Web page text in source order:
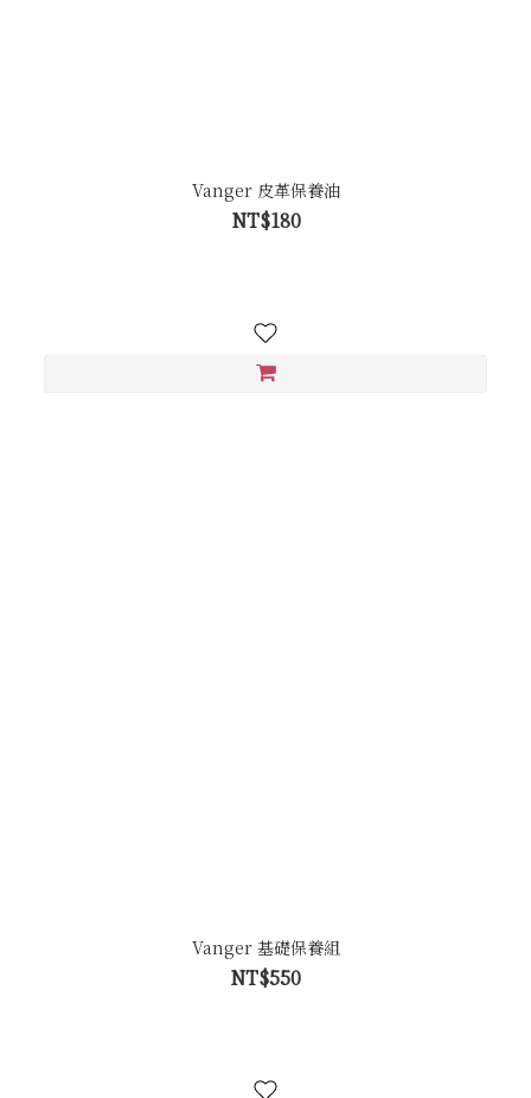
Vanger 皮革保養油
NT$180
Vanger 基礎保養組
NT$550